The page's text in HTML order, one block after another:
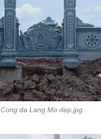
Cong da Lang Mo dep.jpg